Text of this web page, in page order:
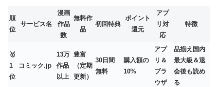
順
位
サービス名
漫画
作品
数
無料作
品
初回特典
ポイント
還元
アプ
リ対
応
特徴
🥇
1
位
コミック.jp
13万
作品
以上
豊富
（定期
更新）
30日間
無料
購入額の
10%
アプ
リ＆
ブラ
ウザ
品揃え国内
最大級＆退
会後も読め
る